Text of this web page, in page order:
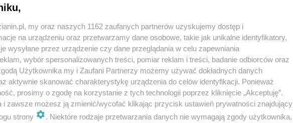
140 tysięcy euro. Rudzianin powiedział,
90 tysięcy złotych. Oszuści przystali na tę
z KMP w Rudzie Śląskiej.
karnacji w maseczce higienicznej na twarzy,
my oraz naszych 1162 zaufanych partnerów uzyskujemy dostęp i
na urządzeniu oraz przetwarzamy dane osobowe, takie jak unikalne identyfikatory,
wysyłane przez urządzenie czy dane przeglądania w celu zapewniania
wybór spersonalizowanych treści, pomiar reklam i treści, badanie odbiorców oraz
Użytkownika my i Zaufani Partnerzy możemy używać dokładnych danych
aktywnie skanować charakterystykę urządzenia do celów identyfikacji. Ponieważ
prosimy o zgodę na korzystanie z tych technologii poprzez kliknięcie „Akceptuję”.
i zawsze możesz ją zmienić/wycofać klikając przycisk ustawień prywatności znajdujący
strony
. Niektóre rodzaje przetwarzania danych nie wymagają zgody użytkownika,